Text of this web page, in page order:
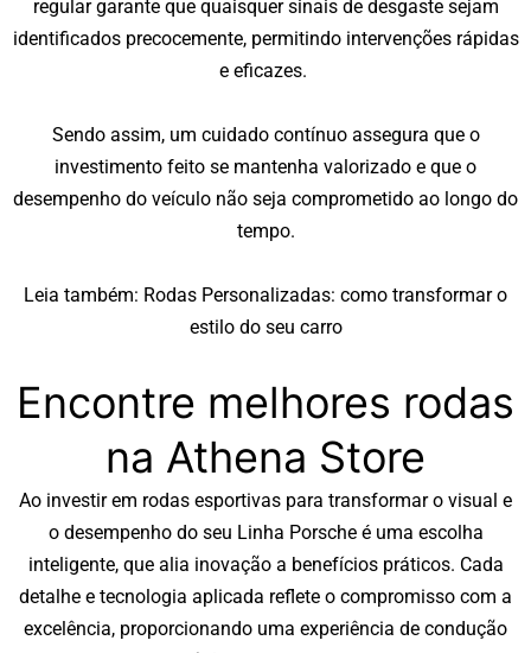
regular garante que quaisquer sinais de desgaste sejam
identificados precocemente, permitindo intervenções rápidas
e eficazes.
Sendo assim, um cuidado contínuo assegura que o
investimento feito se mantenha valorizado e que o
desempenho do veículo não seja comprometido ao longo do
tempo.
Leia também: Rodas Personalizadas: como transformar o
estilo do seu carro
Encontre melhores rodas
na Athena Store
Ao investir em rodas esportivas para transformar o visual e
o desempenho do seu Linha Porsche é uma escolha
inteligente, que alia inovação a benefícios práticos. Cada
detalhe e tecnologia aplicada reflete o compromisso com a
excelência, proporcionando uma experiência de condução